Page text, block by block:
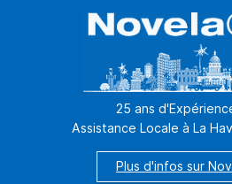
25 ans
Assistance Locale à La
Plus d'infos sur